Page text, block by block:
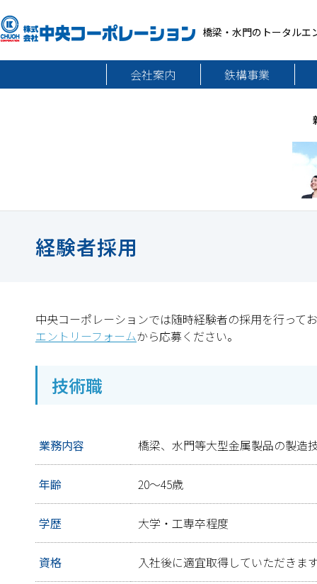
橋梁・水門のトータルエ
会社案内 鉄構事業
経験者採用
中央コーポレーションでは随時経験者の採用を行って
エントリーフォームから応募ください。
技術職
業務内容 橋梁、水門等大型金属製品の製造
年齢 20～45歳
学歴 大学・工専卒程度
資格 入社後に適宜取得していただきま